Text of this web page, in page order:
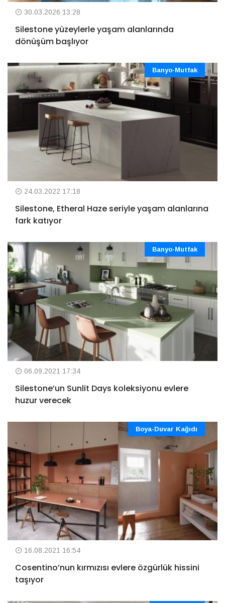
30.03.2026 13:28
Silestone yüzeylerle yaşam alanlarında
dönüşüm başlıyor
Banyo-Mutfak
24.03.2022 17:18
Silestone, Etheral Haze seriyle yaşam alanlarına
fark katıyor
Banyo-Mutfak
06.09.2021 17:34
Silestone’un Sunlit Days koleksiyonu evlere
huzur verecek
Boya-Duvar Kağıdı
16.08.2021 16:54
Cosentino’nun kırmızısı evlere özgürlük hissini
taşıyor